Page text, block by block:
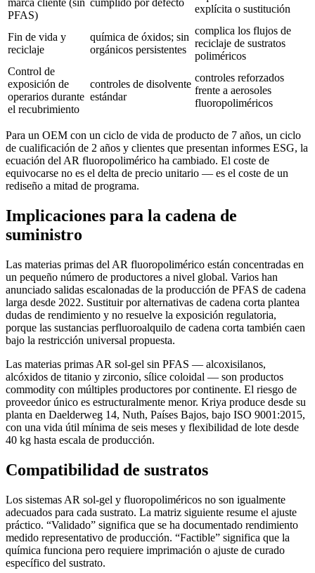
marca cliente (sin
PFAS)
cumplido por defecto
explícita o sustitución
Fin de vida y
reciclaje
química de óxidos; sin
orgánicos persistentes
complica los flujos de
reciclaje de sustratos
poliméricos
Control de
exposición de
operarios durante
el recubrimiento
controles de disolvente
estándar
controles reforzados
frente a aerosoles
fluoropoliméricos
Para un OEM con un ciclo de vida de producto de 7 años, un ciclo
de cualificación de 2 años y clientes que presentan informes ESG, la
ecuación del AR fluoropolimérico ha cambiado. El coste de
equivocarse no es el delta de precio unitario — es el coste de un
rediseño a mitad de programa.
Implicaciones para la cadena de
suministro
Las materias primas del AR fluoropolimérico están concentradas en
un pequeño número de productores a nivel global. Varios han
anunciado salidas escalonadas de la producción de PFAS de cadena
larga desde 2022. Sustituir por alternativas de cadena corta plantea
dudas de rendimiento y no resuelve la exposición regulatoria,
porque las sustancias perfluoroalquilo de cadena corta también caen
bajo la restricción universal propuesta.
Las materias primas AR sol-gel sin PFAS — alcoxisilanos,
alcóxidos de titanio y zirconio, sílice coloidal — son productos
commodity con múltiples productores por continente. El riesgo de
proveedor único es estructuralmente menor. Kriya produce desde su
planta en Daelderweg 14, Nuth, Países Bajos, bajo ISO 9001:2015,
con una vida útil mínima de seis meses y flexibilidad de lote desde
40 kg hasta escala de producción.
Compatibilidad de sustratos
Los sistemas AR sol-gel y fluoropoliméricos no son igualmente
adecuados para cada sustrato. La matriz siguiente resume el ajuste
práctico. “Validado” significa que se ha documentado rendimiento
medido representativo de producción. “Factible” significa que la
química funciona pero requiere imprimación o ajuste de curado
específico del sustrato.